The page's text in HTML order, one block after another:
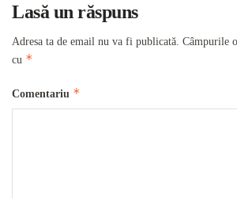
Lasă un răspuns
Adresa ta de email nu va fi publicată. Câmpurile
cu *
Comentariu *